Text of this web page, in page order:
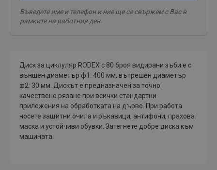
Въведете име и телефон и ние ще се свържем с Вас в
рамките на работния ден.
Диск за циклуляр RODEX с 80 броя видирани зъби е с
външен диаметър ф1: 400 мм, вътрешен диаметър
ф2: 30 мм. Дискът е предназначен за точно
качествено рязане при всички стандартни
приложения на обработката на дърво. При работа
носете защитни очила и ръкавици, антифони, прахова
маска и устойчиви обувки. Затегнете добре диска към
машината.